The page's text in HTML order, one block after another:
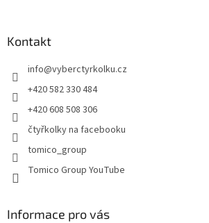
Kontakt
info@vyberctyrkolku.cz
+420 582 330 484
+420 608 508 306
čtyřkolky na facebooku
tomico_group
Tomico Group YouTube
Informace pro vás